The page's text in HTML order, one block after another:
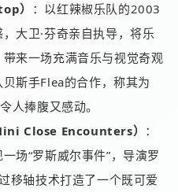
） ：以红辣椒乐队的2003
大卫·芬奇亲自执导，将乐
来一场充满音乐与视觉奇观
斯手Flea的合作，称其为
人捧腹又感动。
Close Encounters） ：
场“罗斯威尔事件”，导演罗
移轴技术打造了一个既可爱